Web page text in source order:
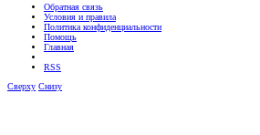
Обратная связь
Условия и правила
Политика конфиденциальности
Помощь
Главная
RSS
Сверху Снизу